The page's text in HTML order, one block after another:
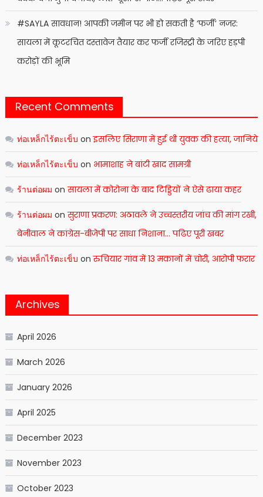
#SAYLA सावधान! आपकी जमीन पर भी हो सकती है ‘फर्जी’ नजर:
सायला में कूटरचित दस्तावेज तैयार कर फर्जी रजिस्ट्री के जरिए हड़पी
करोड़ों की भूमि
Recent Comments
ท่อเหล็กไร้ตะเข็บ onइसलिए सिराणा में हुई थी युवक की हत्या, जानिये
ท่อเหล็กไร้ตะเข็บ on भामाशाह ने बांटी खाद सामग्री
ร้านต่อผม onसायला में कोरोना के बाद टिड्डियों ने ऐसे ढाया कहर
ร้านต่อผม onसुराणा प्रकरण: अठावले ने उच्चस्तरीय जांच की मांग रखी,
बेनीवाल ने कांग्रेस-बीजेपी पर साधा निशाना… पढिए पूरी खबर
ท่อเหล็กไร้ตะเข็บ onरुचियार गांव में 13 मकानों में चोरी, आरोपी फरार
Archives
April 2026
March 2026
January 2026
April 2025
December 2023
November 2023
October 2023